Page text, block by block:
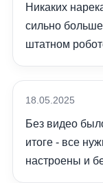
Никаких
сильно
штатном
18.05.2025
Без видео
итоге - все
настроены и